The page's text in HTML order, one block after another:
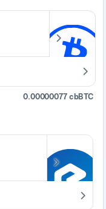
0.00000077 cbBTC